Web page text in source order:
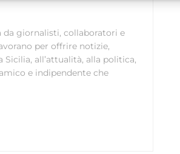
precisi, Riconoscere i
richieste attivamente.
prevenire e rilevare frodi,
da giornalisti, collaboratori e
per offrire notizie,
all’attualità, alla politica,
e indipendente che